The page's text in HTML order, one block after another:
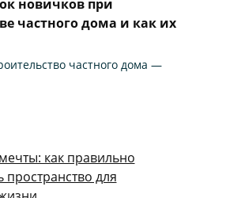
частного дома и как их
частного дома —